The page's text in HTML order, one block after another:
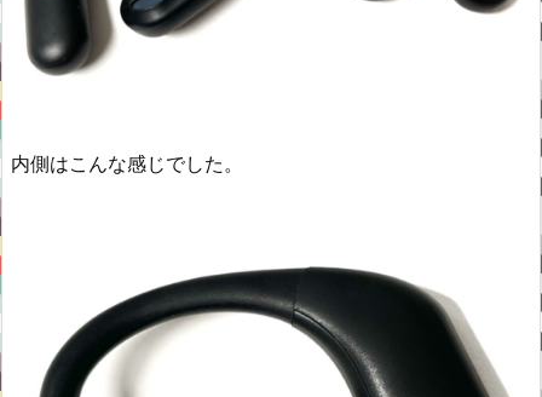
内側はこんな感じでした。